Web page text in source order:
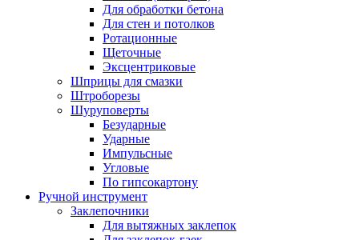
Для обработки бетона
Для стен и потолков
Ротационные
Щеточные
Эксцентриковые
Шприцы для смазки
Штроборезы
Шуруповерты
Безударные
Ударные
Импульсные
Угловые
По гипсокартону
Ручной инструмент
Заклепочники
Для вытяжных заклепок